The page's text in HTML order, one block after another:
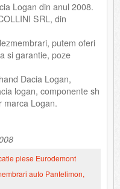
Logan din anul 2008.
SRL, din
putem oferi
si garantie, poze
Dacia Logan,
logan, componente sh
marca Logan.
piese Eurodemont
auto Pantelimon,